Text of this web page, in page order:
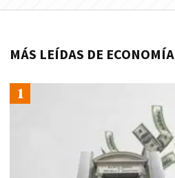
MÁS LEÍDAS DE ECONOMÍA